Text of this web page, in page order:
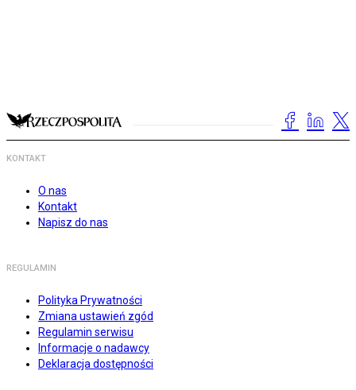
KONTAKT
O nas
Kontakt
Napisz do nas
REGULAMIN
Polityka Prywatności
Zmiana ustawień zgód
Regulamin serwisu
Informacje o nadawcy
Deklaracja dostępności